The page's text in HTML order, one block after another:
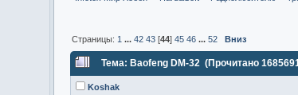
Страницы: 1 ...42 43 [44]45 46 ...52 Вниз
Тема: Baofeng DM-32 (Прочитано
Koshak